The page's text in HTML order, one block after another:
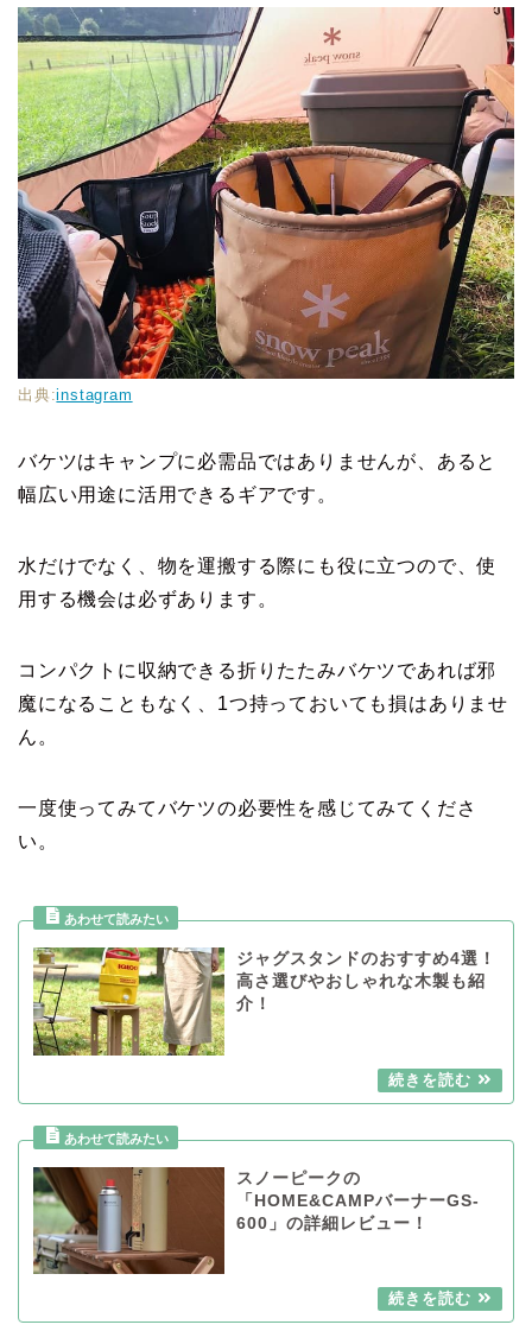
出典:instagram
バケツはキャンプに必需品ではありませんが、あると
幅広い用途に活用できるギアです。
水だけでなく、物を運搬する際にも役に立つので、使
用する機会は必ずあります。
コンパクトに収納できる折りたたみバケツであれば邪
魔になることもなく、1つ持っておいても損はありませ
ん。
一度使ってみてバケツの必要性を感じてみてくださ
い。
ジャグスタンドのおすすめ4選！
高さ選びやおしゃれな木製も紹
介！
スノーピークの
「HOME&CAMPバーナーGS-
600」の詳細レビュー！